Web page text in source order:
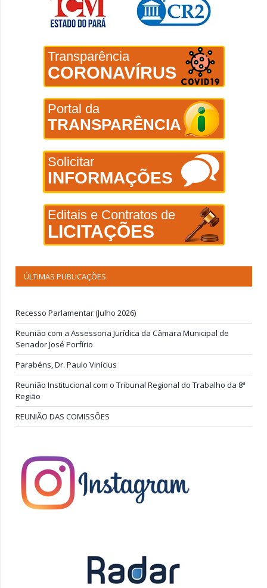
Transparência
CORONAVÍRUS
Portal da
TRANSPARÊNCIA
Solicitar
INFORMAÇÕES
Editais e Contratos de
LICITAÇÕES
ÚLTIMAS PUBLICAÇÕES
Recesso Parlamentar (Julho 2026)
Reunião com a Assessoria Jurídica da Câmara Municipal de
Senador José Porfírio
Parabéns, Dr. Paulo Vinícius
Reunião Institucional com o Tribunal Regional do Trabalho da 8ª
Região
REUNIÃO DAS COMISSÕES